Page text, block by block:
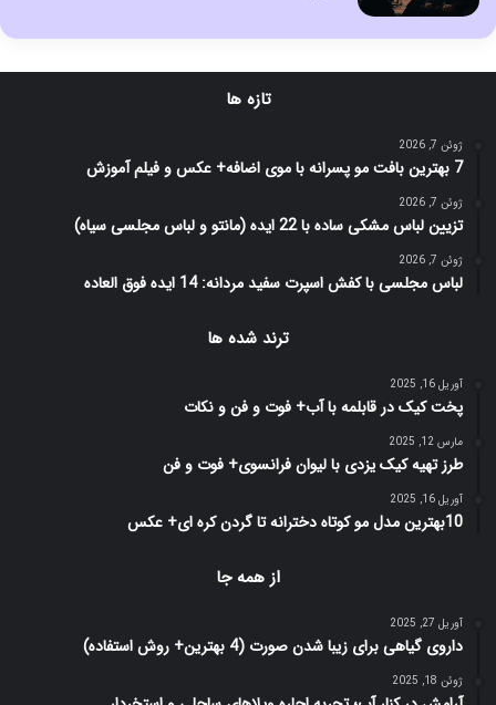
تازه ها
ژوئن 7, 2026
7 بهترین بافت مو پسرانه با موی اضافه+ عکس و فیلم آموزش
ژوئن 7, 2026
تزیین لباس مشکی ساده با 22 ایده (مانتو و لباس مجلسی سیاه)
ژوئن 7, 2026
لباس مجلسی با کفش اسپرت سفید مردانه: 14 ایده فوق العاده
ترند شده ها
آوریل 16, 2025
پخت کیک در قابلمه با آب+ فوت و فن و نکات
مارس 12, 2025
طرز تهیه کیک یزدی با لیوان فرانسوی+ فوت و فن
آوریل 16, 2025
10بهترین مدل مو کوتاه دخترانه تا گردن کره ای+ عکس
از همه جا
آوریل 27, 2025
داروی گیاهی برای زیبا شدن صورت (4 بهترین+ روش استفاده)
ژوئن 18, 2025